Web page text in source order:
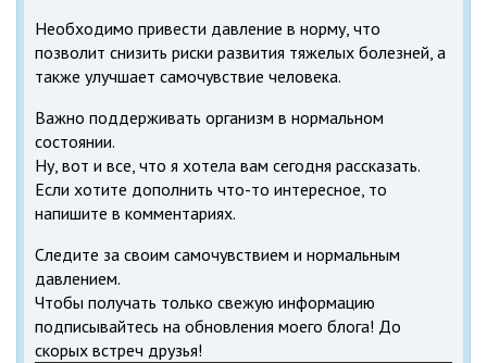
Необходимо привести давление в норму, что
позволит снизить риски развития тяжелых болезней, а
также улучшает самочувствие человека.
Важно поддерживать организм в нормальном
состоянии.
Ну, вот и все, что я хотела вам сегодня рассказать.
Если хотите дополнить что-то интересное, то
напишите в комментариях.
Следите за своим самочувствием и нормальным
давлением.
Чтобы получать только свежую информацию
подписывайтесь на обновления моего блога! До
скорых встреч друзья!